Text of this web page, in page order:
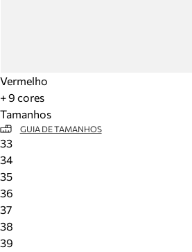
Vermelho
+ 9 cores
Tamanhos
GUIA DE TAMANHOS
33
34
35
36
37
38
39